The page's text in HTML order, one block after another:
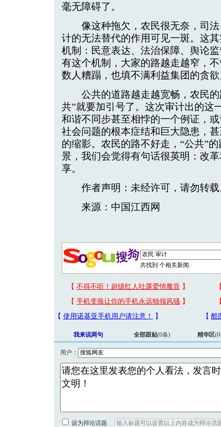
毫无障碍了。
像这种拖欠，农民很无奈，司法
计的无法替代的作用可见一斑。这
机制：民意表达、法治保障、舆论
有这个机制，大家的路越走越窄，
数人糟蹋，也填不满利益集团的贪
公共的道路越走越宽畅，农民的
共”就要加引号了。这次审计出的这
和谐不同步甚至相悖的一个例证，
社会问题的根本症结和巨大隐患，
的缩影。农民的路不好走，“公共”
景，我们会觉得有句话很英明：改
享。
作者声明：未经许可，请勿转载
来源：中国江西网
共找到 个相关新闻.
我来说两句 全部跟贴(0条) 精华区(0
用户：
设为辩论话题